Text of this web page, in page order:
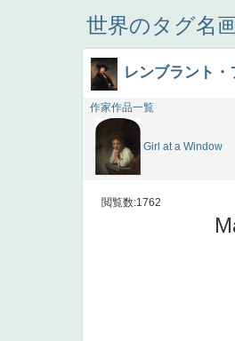
世界のタグ名
レンブラント
作家作品一覧
Girl at a Window
閲覧数:1762